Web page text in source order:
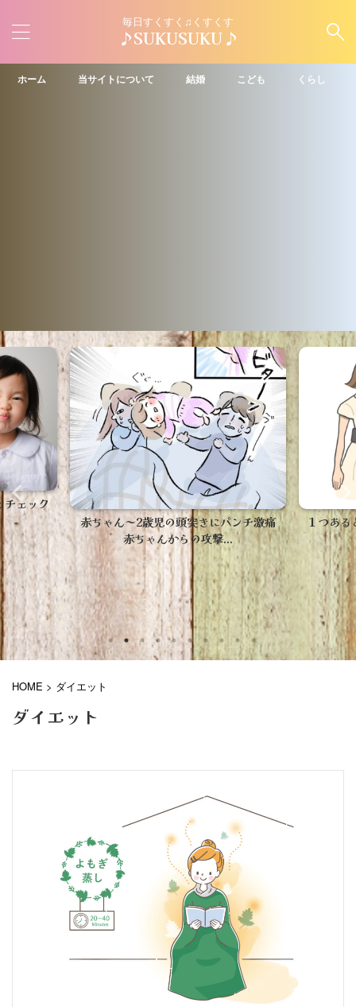
毎日すくすく♫くすくす
♪SUKUSUKU♪
ホーム 当サイトについて 結婚 こども くらし
ンチ激痛
１つあると便利！楽天人気の高いヒップ
シートだけを紹介！
【病
HOME > ダイエット
ダイエット